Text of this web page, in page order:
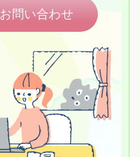
お問い合わせ